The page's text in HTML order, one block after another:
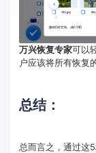
万兴恢复专家可以
户应该将所有恢复
总结：
总而言之，通过这